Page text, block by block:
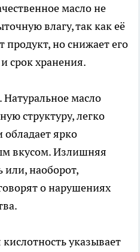
масло не
влагу, так как её
продукт, но снижает его
срок хранения.
. Натуральное масло
структуру, легко
обладает ярко
вкусом. Излишняя
или, наоборот,
о нарушениях
указывает